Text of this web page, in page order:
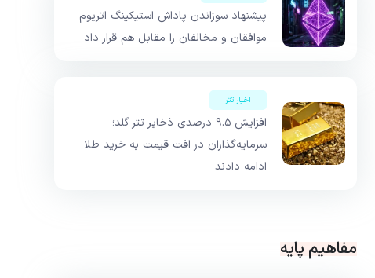
پیشنهاد سوزاندن پاداش استیکینگ اتریوم
موافقان و مخالفان را مقابل هم قرار داد
اخبار تتر
افزایش ۹.۵ درصدی ذخایر تتر گلد؛
سرمایه‌گذاران در افت قیمت به خرید طلا
ادامه دادند
مفاهیم پایه